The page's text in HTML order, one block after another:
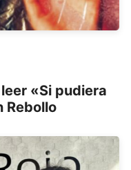
«Si pudiera
Rebollo